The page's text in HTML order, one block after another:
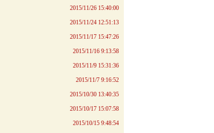
2015/11/26 15:40:00
2015/11/24 12:51:13
2015/11/17 15:47:26
2015/11/16 9:13:58
2015/11/9 15:31:36
2015/11/7 9:16:52
2015/10/30 13:40:35
2015/10/17 15:07:58
2015/10/15 9:48:54